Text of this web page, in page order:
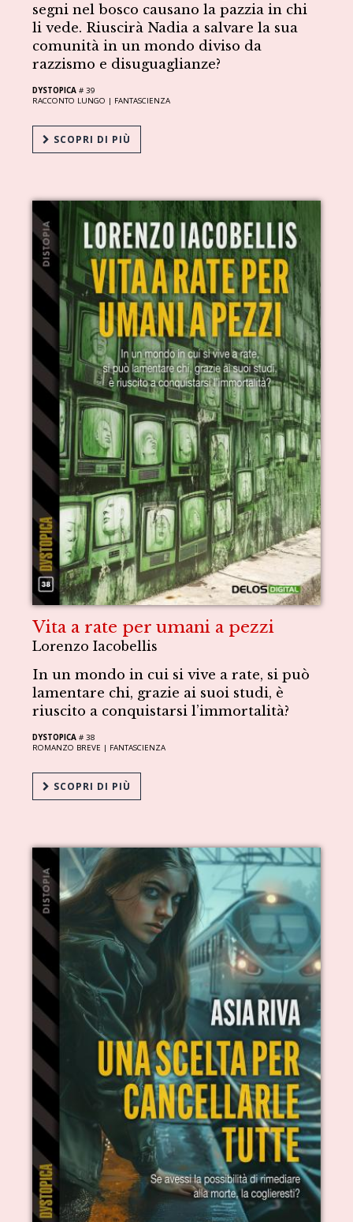
segni nel bosco causano la pazzia in chi
li vede. Riuscirà Nadia a salvare la sua
comunità in un mondo diviso da
razzismo e disuguaglianze?
DYSTOPICA # 39
RACCONTO LUNGO | FANTASCIENZA
SCOPRI DI PIÙ
Vita a rate per umani a pezzi
Lorenzo Iacobellis
In un mondo in cui si vive a rate, si può
lamentare chi, grazie ai suoi studi, è
riuscito a conquistarsi l’immortalità?
DYSTOPICA # 38
ROMANZO BREVE | FANTASCIENZA
SCOPRI DI PIÙ